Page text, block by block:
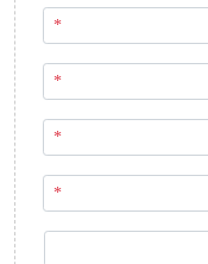
*
*
*
*